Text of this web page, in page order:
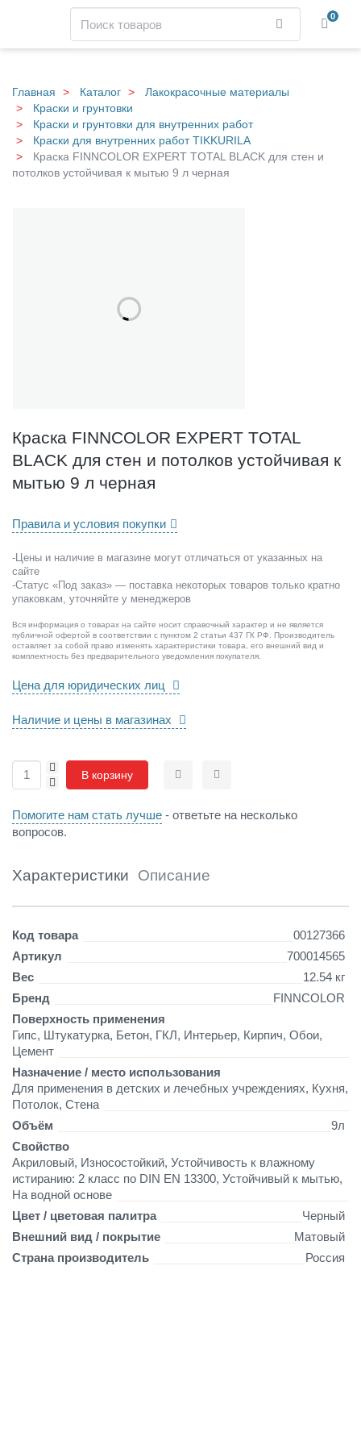
main
content
Найти 0
Главная Каталог
Лакокрасочные материалы
Краски и грунтовки
Краски и грунтовки для внутренних работ
Краски для внутренних работ TIKKURILA
Краска FINNCOLOR EXPERT TOTAL BLACK для стен и
потолков устойчивая к мытью 9 л черная
R
E
X
P
T
O
T
A
L
B
L
A
K
л
е
и
п
о
о
у
с
т
о
й
ч
и
в
а
я
к
м
ы
ь
9
л
ч
Краска FINNCOLOR EXPERT TOTAL
BLACK для стен и потолков устойчивая к
мытью 9 л черная
Наличие и цены в магазинах
Правила и условия покупки
-Цены и наличие в магазине могут отличаться от указанных на
сайте
-Статус «Под заказ» — поставка некоторых товаров только кратно
упаковкам, уточняйте у менеджеров
Вся информация о товарах на сайте носит справочный характер и не является
публичной офертой в соответствии с пунктом 2 статьи 437 ГК РФ. Производитель
оставляет за собой право изменять характеристики товара, его внешний вид и
комплектность без предварительного уведомления покупателя.
Цена для юридических лиц
-
+
В корзину СравнитьОтложить
Помогите нам стать лучше - ответьте на несколько
вопросов.
Характеристики Описание
Детали
Код товара
00127366
Артикул
700014565
Вес
12.54 кг
Бренд
FINNCOLOR
Поверхность применения
Гипс, Штукатурка, Бетон, ГКЛ, Интерьер, Кирпич, Обои,
Цемент
Назначение / место использования
Для применения в детских и лечебных учреждениях, Кухня,
Потолок, Стена
Объём
9л
Свойство
Акриловый, Износостойкий, Устойчивость к влажному
истиранию: 2 класс по DIN EN 13300, Устойчивый к мытью,
На водной основе
Цвет / цветовая палитра
Черный
Внешний вид / покрытие
Матовый
Страна производитель
Россия